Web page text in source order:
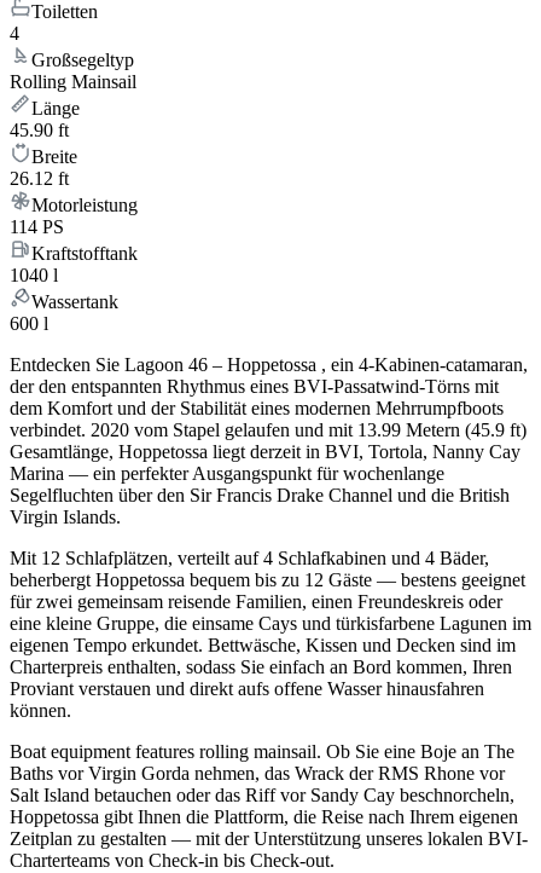
Toiletten
4
Großsegeltyp
Rolling Mainsail
Länge
45.90 ft
Breite
26.12 ft
Motorleistung
114 PS
Kraftstofftank
1040 l
Wassertank
600 l
Entdecken Sie Lagoon 46 – Hoppetossa , ein 4-Kabinen-catamaran,
der den entspannten Rhythmus eines BVI-Passatwind-Törns mit
dem Komfort und der Stabilität eines modernen Mehrrumpfboots
verbindet. 2020 vom Stapel gelaufen und mit 13.99 Metern (45.9 ft)
Gesamtlänge, Hoppetossa liegt derzeit in BVI, Tortola, Nanny Cay
Marina — ein perfekter Ausgangspunkt für wochenlange
Segelfluchten über den Sir Francis Drake Channel und die British
Virgin Islands.
Mit 12 Schlafplätzen, verteilt auf 4 Schlafkabinen und 4 Bäder,
beherbergt Hoppetossa bequem bis zu 12 Gäste — bestens geeignet
für zwei gemeinsam reisende Familien, einen Freundeskreis oder
eine kleine Gruppe, die einsame Cays und türkisfarbene Lagunen im
eigenen Tempo erkundet. Bettwäsche, Kissen und Decken sind im
Charterpreis enthalten, sodass Sie einfach an Bord kommen, Ihren
Proviant verstauen und direkt aufs offene Wasser hinausfahren
können.
Boat equipment features rolling mainsail. Ob Sie eine Boje an The
Baths vor Virgin Gorda nehmen, das Wrack der RMS Rhone vor
Salt Island betauchen oder das Riff vor Sandy Cay beschnorcheln,
Hoppetossa gibt Ihnen die Plattform, die Reise nach Ihrem eigenen
Zeitplan zu gestalten — mit der Unterstützung unseres lokalen BVI-
Charterteams von Check-in bis Check-out.